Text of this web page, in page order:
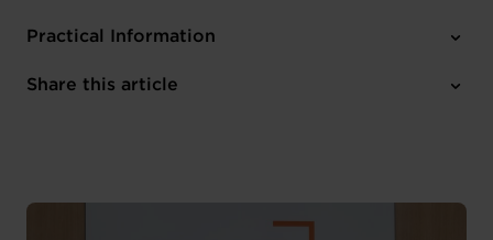
Practical Information
1 attachment
Share this article